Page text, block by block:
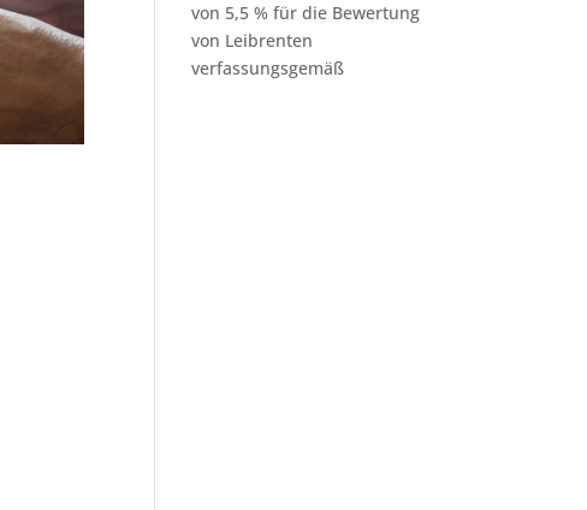
von 5,5 % für die Bewertung
von Leibrenten
verfassungsgemäß